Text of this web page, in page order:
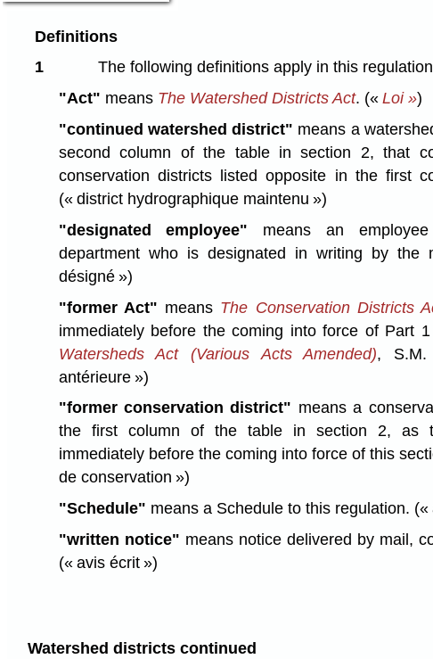
Definitions
1
The following definitions apply in this
"Act" means The Watershed Districts Act. (« Loi »)
"continued watershed district" means a
second column of the table in section 2, that
conservation districts listed opposite in the first
(« district hydrographique maintenu »)
"designated employee" means an
department who is designated in writing by the
désigné »)
"former Act" means The Conservation Districts
immediately before the coming into force of Part
Watersheds Act (Various Acts Amended),
antérieure »)
"former conservation district" means a
the first column of the table in section 2, as
immediately before the coming into force of this
de conservation »)
"Schedule" means a Schedule to this regulation. («
"written notice" means notice delivered by mail,
(« avis écrit »)
Watershed districts continued